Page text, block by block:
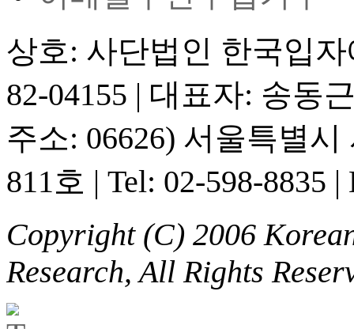
상호: 사단법인 한국입
82-04155 | 대표자: 송동
주소: 06626) 서울특별
811호 | Tel: 02-598-8835 |
Copyright (C) 2006
Research, All Rights